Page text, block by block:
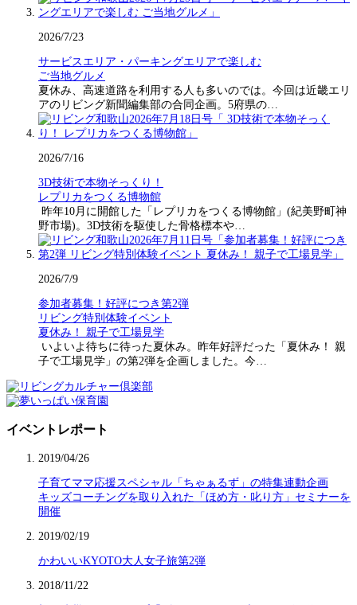
2026/7/23
サービスエリア・パーキングエリアで楽しむ
ご当地グルメ
夏休み、高速道路を利用する人も多いのでは。今回は近畿エリ
アのリビング新聞編集部の合同企画。5府県の…
2026/7/16
3D技術で本物そっくり！
レプリカをつくる博物館
昨年10月に開館した「レプリカをつくる博物館」(紀美野町神
野市場)。3D技術を駆使した骨格標本や…
2026/7/9
参加者募集！好評につき第2弾
リビング特別体験イベント
夏休み！ 親子で工場見学
いよいよ待ちに待った夏休み。昨年好評だった「夏休み！ 親
子で工場見学」の第2弾を企画しました。今…
イベントレポート
2019/04/26
子育てママ応援スペシャル「ちゃぁるず」の特集連動企画
キッズコーチングを取り入れた「ほめ方・叱り方」セミナーを
開催
2019/02/19
かわいいKYOTO大人女子旅第2弾
2018/11/22